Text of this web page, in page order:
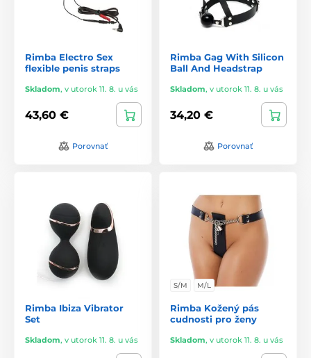
Rimba Electro Sex
flexible penis straps
Skladom, v utorok 11. 8. u vás
43,60 €
Porovnať
Rimba Gag With Silicon
Ball And Headstrap
Skladom, v utorok 11. 8. u vás
34,20 €
Porovnať
Rimba Ibiza Vibrator
Set
Skladom, v utorok 11. 8. u vás
S/M M/L
Rimba Kožený pás
cudnosti pro ženy
Skladom, v utorok 11. 8. u vás